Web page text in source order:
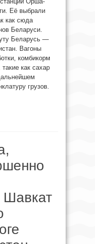
Её выбрали
как сюда
Беларуси.
Беларусь —
Вагоны
комбикорм
как сахар
грузов.
Шавкат